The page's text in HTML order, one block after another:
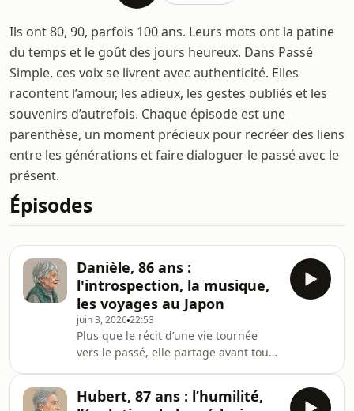
Ils ont 80, 90, parfois 100 ans. Leurs mots ont la patine
du temps et le goût des jours heureux. Dans Passé
Simple, ces voix se livrent avec authenticité. Elles
racontent l’amour, les adieux, les gestes oubliés et les
souvenirs d’autrefois. Chaque épisode est une
parenthèse, un moment précieux pour recréer des liens
entre les générations et faire dialoguer le passé avec le
présent.
Épisodes
Danièle, 86 ans :
l'introspection, la musique,
les voyages au Japon
juin 3, 202622:53
Plus que le récit d’une vie tournée
vers le passé, elle partage avant tout
à ce qui se transforme sous nos
Hubert, 87 ans : l’humilité,